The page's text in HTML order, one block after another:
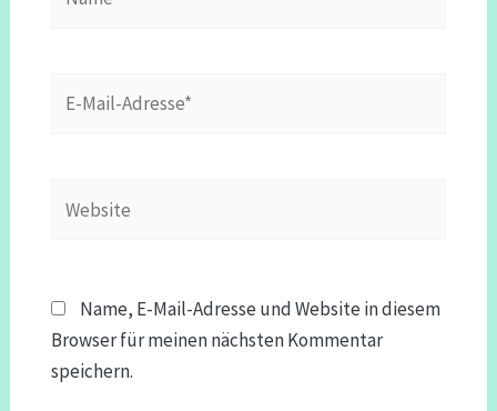
Mail-
Name, E-Mail-Adresse und Website in diesem
Browser für meinen nächsten Kommentar
speichern.